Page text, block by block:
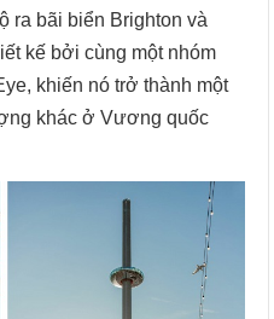
ra bãi biển Brighton và
kế bởi cùng một nhóm
khiến nó trở thành một
khác ở Vương quốc